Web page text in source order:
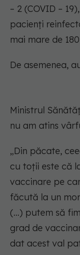
– 2 (COVID –
pacienți
mai mare de
De asemenea,
Ministrul
nu am atins
„Din păcate,
cu toții este că
vaccinare pe
făcută la un
(...) putem să
grad de
dat acest val